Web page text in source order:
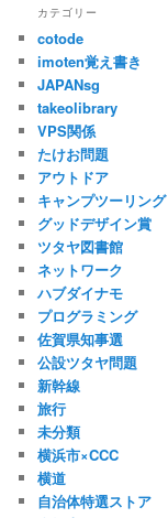
カテゴリー
cotode
imoten覚え書き
JAPANsg
takeolibrary
VPS関係
たけお問題
アウトドア
キャンプツーリング
グッドデザイン賞
ツタヤ図書館
ネットワーク
ハブダイナモ
プログラミング
佐賀県知事選
公設ツタヤ問題
新幹線
旅行
未分類
横浜市×CCC
横道
自治体特選ストア